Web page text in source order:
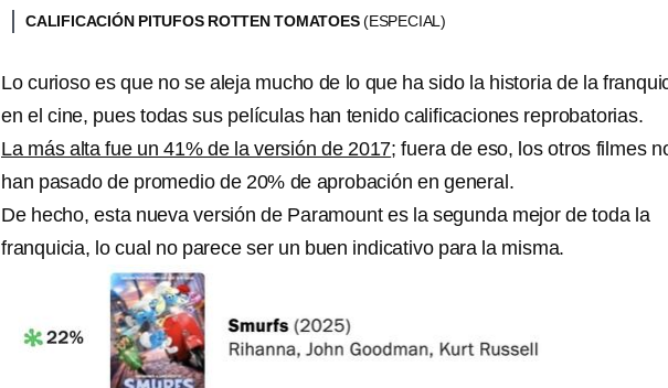
CALIFICACIÓN PITUFOS ROTTEN TOMATOES(ESPECIAL)
Lo curioso es que no se aleja mucho de lo que ha sido la historia de la
en el cine, pues todas sus películas han tenido calificaciones reprobatorias.
La más alta fue un 41% de la versión de 2017; fuera de eso, los otros filmes
han pasado de promedio de 20% de aprobación en general.
De hecho, esta nueva versión de Paramount es la segunda mejor de toda la
franquicia, lo cual no parece ser un buen indicativo para la misma.